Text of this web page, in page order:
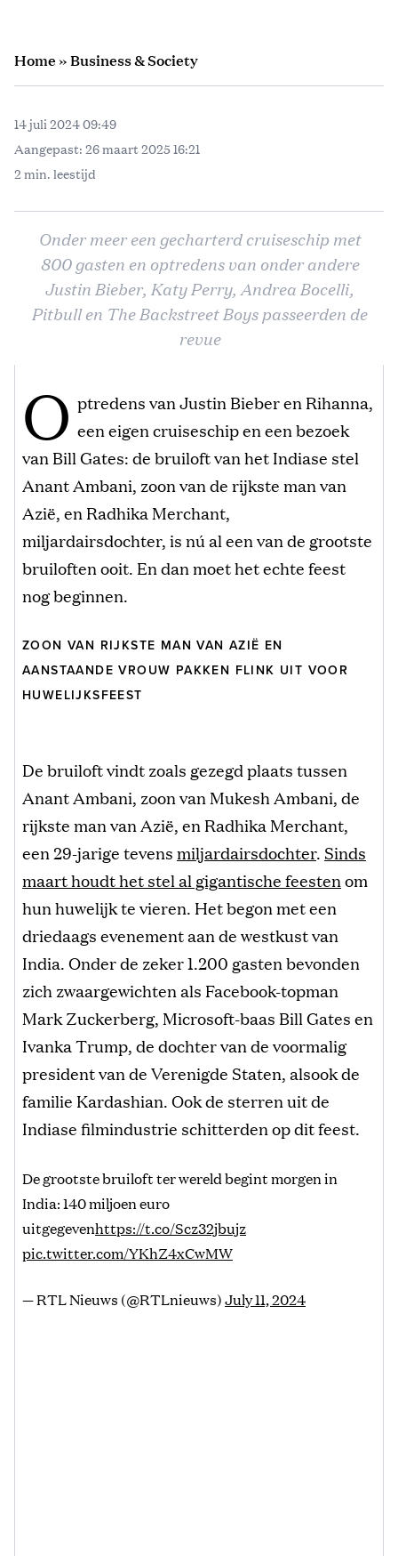
Home»Business & Society
14 juli 2024 09:49
Aangepast: 26 maart 2025 16:21
2 min. leestijd
Onder meer een gecharterd cruiseschip met
800 gasten en optredens van onder andere
Justin Bieber, Katy Perry, Andrea Bocelli,
Pitbull en The Backstreet Boys passeerden de
revue
O ptredens van Justin Bieber en Rihanna,
een eigen cruiseschip en een bezoek
van Bill Gates: de bruiloft van het Indiase stel
Anant Ambani, zoon van de rijkste man van
Azië, en Radhika Merchant,
miljardairsdochter, is nú al een van de grootste
bruiloften ooit. En dan moet het echte feest
nog beginnen.
ZOON VAN RIJKSTE MAN VAN AZIË EN
AANSTAANDE VROUW PAKKEN FLINK UIT VOOR
HUWELIJKSFEEST
De bruiloft vindt zoals gezegd plaats tussen
Anant Ambani, zoon van Mukesh Ambani, de
rijkste man van Azië, en Radhika Merchant,
een 29-jarige tevensmiljardairsdochter. Sinds
maart houdt het stel al gigantische feestenom
hun huwelijk te vieren. Het begon met een
driedaags evenement aan de westkust van
India. Onder de zeker 1.200 gasten bevonden
zich zwaargewichten als Facebook-topman
Mark Zuckerberg, Microsoft-baas Bill Gates en
Ivanka Trump, de dochter van de voormalig
president van de Verenigde Staten, alsook de
familie Kardashian. Ook de sterren uit de
Indiase filmindustrie schitterden op dit feest.
De grootste bruiloft ter wereld begint morgen in
India: 140 miljoen euro
uitgegevenhttps://t.co/Scz32jbujz
pic.twitter.com/YKhZ4xCwMW
— RTL Nieuws (@RTLnieuws)July 11, 2024